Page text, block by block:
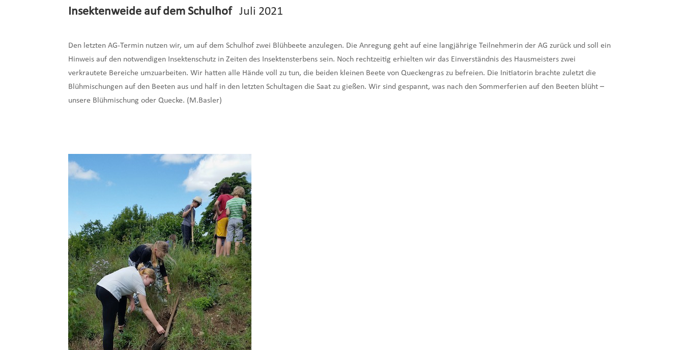
Insektenweide auf dem SchulhofJuli 2021
Den letzten AG-Termin nutzen wir, um auf dem Schulhof zwei Blühbeete anzulegen. Die Anregung geht auf eine langjährige Teilnehmerin der AG zurück und soll ein
Hinweis auf den notwendigen Insektenschutz in Zeiten des Insektensterbens sein. Noch rechtzeitig erhielten wir das Einverständnis des Hausmeisters zwei
verkrautete Bereiche umzuarbeiten. Wir hatten alle Hände voll zu tun, die beiden kleinen Beete von Queckengras zu befreien. Die Initiatorin brachte zuletzt die
Blühmischungen auf den Beeten aus und half in den letzten Schultagen die Saat zu gießen. Wir sind gespannt, was nach den Sommerferien auf den Beeten blüht –
unsere Blühmischung oder Quecke. (M.Basler)